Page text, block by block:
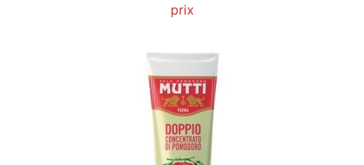
prix